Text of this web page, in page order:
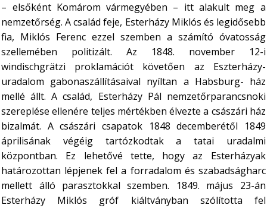
– elsőként Komárom vármegyében – itt alakult meg a
nemzetőrség. A család feje, Esterházy Miklós és legidősebb
fia, Miklós Ferenc ezzel szemben a számító óvatosság
szellemében politizált. Az 1848. november 12-i
windischgrätzi proklamációt követően az Eszterházy-
uradalom gabonaszállításaival nyíltan a Habsburg- ház
mellé állt. A család, Esterházy Pál nemzetőrparancsnoki
szereplése ellenére teljes mértékben élvezte a császári ház
bizalmát. A császári csapatok 1848 decemberétől 1849
áprilisának végéig tartózkodtak a tatai uradalmi
központban. Ez lehetővé tette, hogy az Esterházyak
határozottan lépjenek fel a forradalom és szabadságharc
mellett álló parasztokkal szemben. 1849. május 23-án
Esterházy Miklós gróf kiáltványban szólította fel